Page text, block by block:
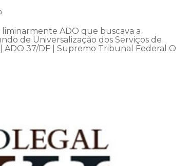
ADO que buscava a
de Universalização dos Serviços de
37/DF | Supremo Tribunal Federal O